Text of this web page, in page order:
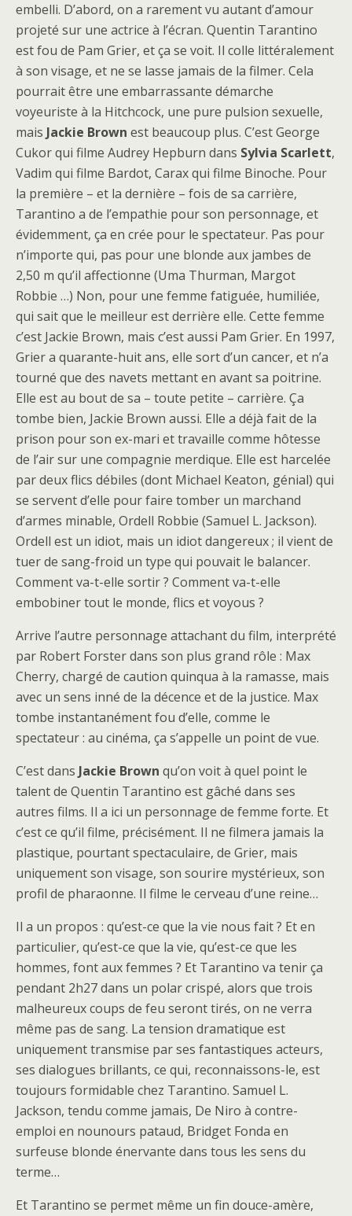
embelli. D’abord, on a rarement vu autant d’amour
projeté sur une actrice à l’écran. Quentin Tarantino
est fou de Pam Grier, et ça se voit. Il colle littéralement
à son visage, et ne se lasse jamais de la filmer. Cela
pourrait être une embarrassante démarche
voyeuriste à la Hitchcock, une pure pulsion sexuelle,
mais Jackie Brown est beaucoup plus. C’est George
Cukor qui filme Audrey Hepburn dans Sylvia Scarlett,
Vadim qui filme Bardot, Carax qui filme Binoche. Pour
la première – et la dernière – fois de sa carrière,
Tarantino a de l’empathie pour son personnage, et
évidemment, ça en crée pour le spectateur. Pas pour
n’importe qui, pas pour une blonde aux jambes de
2,50 m qu’il affectionne (Uma Thurman, Margot
Robbie …) Non, pour une femme fatiguée, humiliée,
qui sait que le meilleur est derrière elle. Cette femme
c’est Jackie Brown, mais c’est aussi Pam Grier. En 1997,
Grier a quarante-huit ans, elle sort d’un cancer, et n’a
tourné que des navets mettant en avant sa poitrine.
Elle est au bout de sa – toute petite – carrière. Ça
tombe bien, Jackie Brown aussi. Elle a déjà fait de la
prison pour son ex-mari et travaille comme hôtesse
de l’air sur une compagnie merdique. Elle est harcelée
par deux flics débiles (dont Michael Keaton, génial) qui
se servent d’elle pour faire tomber un marchand
d’armes minable, Ordell Robbie (Samuel L. Jackson).
Ordell est un idiot, mais un idiot dangereux ; il vient de
tuer de sang-froid un type qui pouvait le balancer.
Comment va-t-elle sortir ? Comment va-t-elle
embobiner tout le monde, flics et voyous ?
Arrive l’autre personnage attachant du film, interprété
par Robert Forster dans son plus grand rôle : Max
Cherry, chargé de caution quinqua à la ramasse, mais
avec un sens inné de la décence et de la justice. Max
tombe instantanément fou d’elle, comme le
spectateur : au cinéma, ça s’appelle un point de vue.
C’est dans Jackie Brown qu’on voit à quel point le
talent de Quentin Tarantino est gâché dans ses
autres films. Il a ici un personnage de femme forte. Et
c’est ce qu’il filme, précisément. Il ne filmera jamais la
plastique, pourtant spectaculaire, de Grier, mais
uniquement son visage, son sourire mystérieux, son
profil de pharaonne. Il filme le cerveau d’une reine…
Il a un propos : qu’est-ce que la vie nous fait ? Et en
particulier, qu’est-ce que la vie, qu’est-ce que les
hommes, font aux femmes ? Et Tarantino va tenir ça
pendant 2h27 dans un polar crispé, alors que trois
malheureux coups de feu seront tirés, on ne verra
même pas de sang. La tension dramatique est
uniquement transmise par ses fantastiques acteurs,
ses dialogues brillants, ce qui, reconnaissons-le, est
toujours formidable chez Tarantino. Samuel L.
Jackson, tendu comme jamais, De Niro à contre-
emploi en nounours pataud, Bridget Fonda en
surfeuse blonde énervante dans tous les sens du
terme…
Et Tarantino se permet même un fin douce-amère,